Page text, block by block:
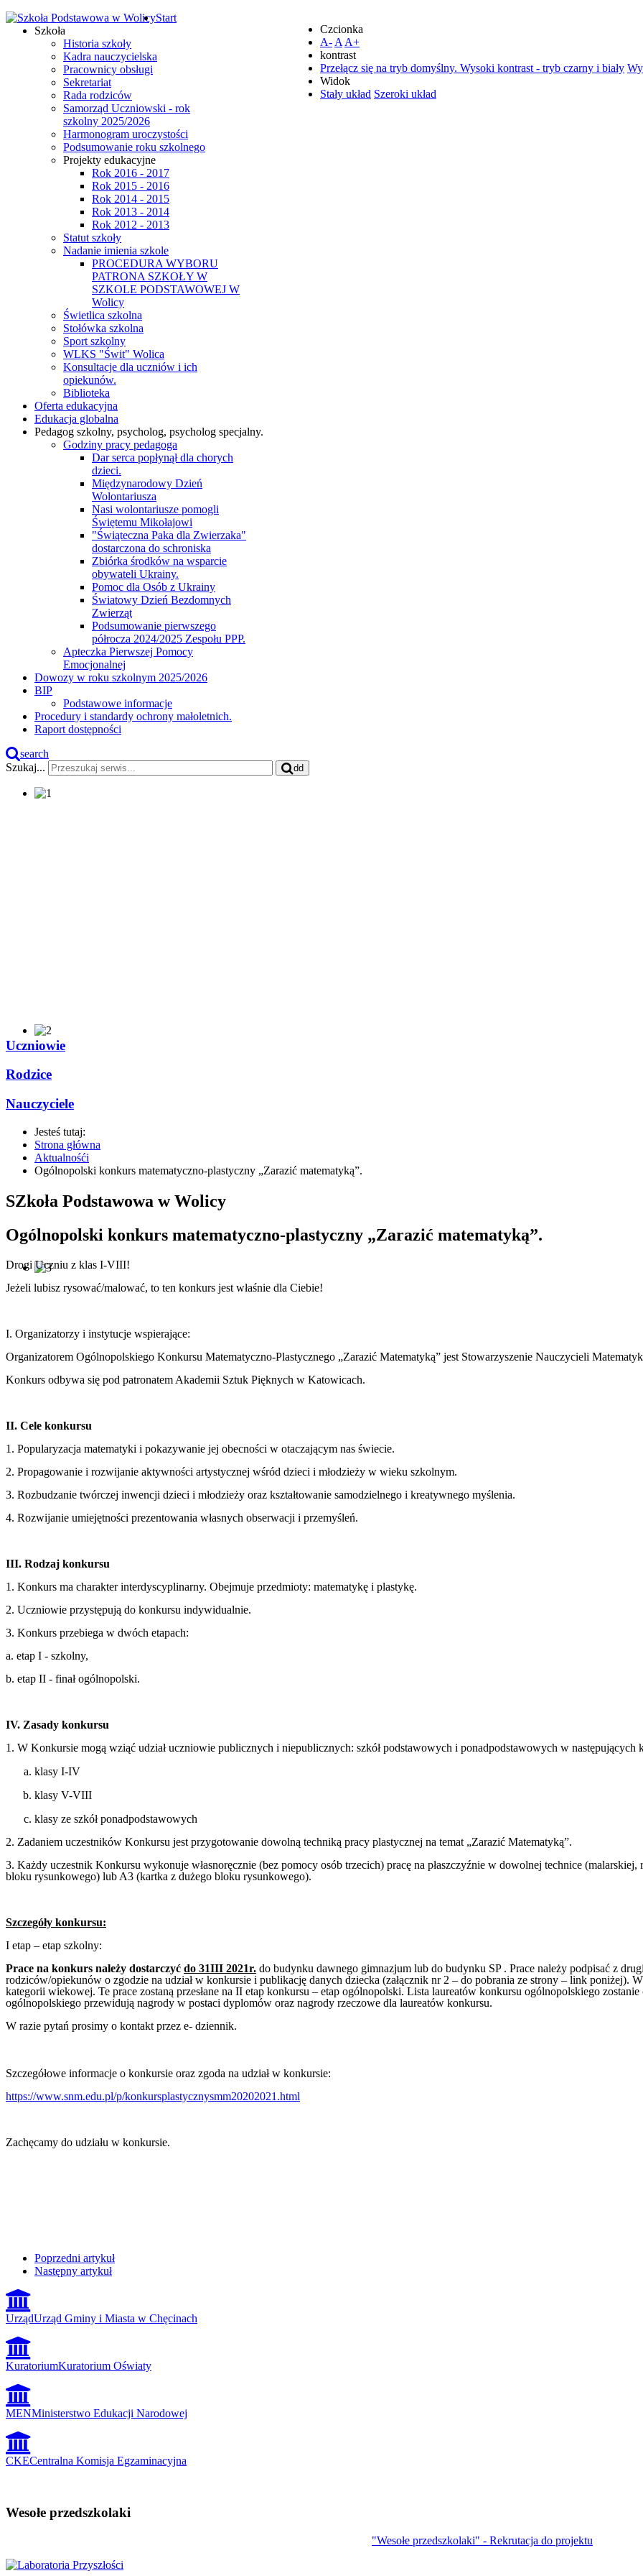
Czcionka
A- A A+
kontrast
Przełącz się na tryb domyślny. Wysoki kontrast - tryb czarny i biały
Widok
Stały układ Szeroki układ
Start
Szkoła
Historia szkoły
Kadra nauczycielska
Pracownicy obsługi
Sekretariat
Rada rodziców
Samorząd Uczniowski - rok
szkolny 2025/2026
Harmonogram uroczystości
Podsumowanie roku szkolnego
Projekty edukacyjne
Rok 2016 - 2017
Rok 2015 - 2016
Rok 2014 - 2015
Rok 2013 - 2014
Rok 2012 - 2013
Statut szkoły
Nadanie imienia szkole
PROCEDURA WYBORU
PATRONA SZKOŁY W
SZKOLE PODSTAWOWEJ W
Wolicy
Świetlica szkolna
Stołówka szkolna
Sport szkolny
WLKS "Świt" Wolica
Konsultacje dla uczniów i ich
opiekunów.
Biblioteka
Oferta edukacyjna
Edukacja globalna
Pedagog szkolny, psycholog, psycholog specjalny.
Godziny pracy pedagoga
Dar serca popłynął dla chorych
dzieci.
Międzynarodowy Dzień
Wolontariusza
Nasi wolontariusze pomogli
Świętemu Mikołajowi
"Świąteczna Paka dla Zwierzaka"
dostarczona do schroniska
Zbiórka środków na wsparcie
obywateli Ukrainy.
Pomoc dla Osób z Ukrainy
Światowy Dzień Bezdomnych
Zwierząt
Podsumowanie pierwszego
półrocza 2024/2025 Zespołu PPP.
Apteczka Pierwszej Pomocy
Emocjonalnej
Dowozy w roku szkolnym 2025/2026
BIP
Podstawowe informacje
Procedury i standardy ochrony małoletnich.
Raport dostępności
search
Szukaj...
dd
Uczniowie
Rodzice
Nauczyciele
Jesteś tutaj:
Strona główna
Aktualnośći
Ogólnopolski konkurs matematyczno-plastyczny „Zarazić matematyką”.
SZkoła Podstawowa w Wolicy
Ogólnopolski konkurs matematyczno-plastyczny „Zarazić matematyką”.
Drogi Uczniu z klas I-VIII!
Jeżeli lubisz rysować/malować, to ten konkurs jest właśnie dla Ciebie!
I. Organizatorzy i instytucje wspierające:
Organizatorem Ogólnopolskiego Konkursu Matematyczno-Plastycznego „Zarazić Matematyką” jest Stowarzyszenie Nauczycieli
Konkurs odbywa się pod patronatem Akademii Sztuk Pięknych w Katowicach.
II. Cele konkursu
1. Popularyzacja matematyki i pokazywanie jej obecności w otaczającym nas świecie.
2. Propagowanie i rozwijanie aktywności artystycznej wśród dzieci i młodzieży w wieku szkolnym.
3. Rozbudzanie twórczej inwencji dzieci i młodzieży oraz kształtowanie samodzielnego i kreatywnego myślenia.
4. Rozwijanie umiejętności prezentowania własnych obserwacji i przemyśleń.
III. Rodzaj konkursu
1. Konkurs ma charakter interdyscyplinarny. Obejmuje przedmioty: matematykę i plastykę.
2. Uczniowie przystępują do konkursu indywidualnie.
3. Konkurs przebiega w dwóch etapach:
a. etap I - szkolny,
b. etap II - finał ogólnopolski.
IV. Zasady konkursu
1. W Konkursie mogą wziąć udział uczniowie publicznych i niepublicznych: szkół podstawowych i ponadpodstawowych w następujących
klasy I-IV
klasy V-VIII
klasy ze szkół ponadpodstawowych
2. Zadaniem uczestników Konkursu jest przygotowanie dowolną techniką pracy plastycznej na temat „Zarazić Matematyką”.
3. Każdy uczestnik Konkursu wykonuje własnoręcznie (bez pomocy osób trzecich) pracę na płaszczyźnie w dowolnej technice
bloku rysunkowego) lub A3 (kartka z dużego bloku rysunkowego).
Szczegóły konkursu:
I etap – etap szkolny:
Prace na konkurs należy dostarczyć do 31III 2021r. do budynku dawnego gimnazjum lub do budynku SP . Prace należy podpisać z
rodziców/opiekunów o zgodzie na udział w konkursie i publikację danych dziecka (załącznik nr 2 – do pobrania ze strony – link poniżej).
kategorii wiekowej. Te prace zostaną przesłane na II etap konkursu – etap ogólnopolski. Lista laureatów konkursu ogólnopolskiego
ogólnopolskiego przewidują nagrody w postaci dyplomów oraz nagrody rzeczowe dla laureatów konkursu.
W razie pytań prosimy o kontakt przez e- dziennik.
Szczegółowe informacje o konkursie oraz zgoda na udział w konkursie:
https://www.snm.edu.pl/p/konkursplastycznysmm20202021.html
Zachęcamy do udziału w konkursie.
Poprzedni artykuł
Następny artykuł
UrządUrząd Gminy i Miasta w Chęcinach
KuratoriumKuratorium Oświaty
MENMinisterstwo Edukacji Narodowej
CKECentralna Komisja Egzaminacyjna
Wesołe przedszkolaki
"Wesołe przedszkolaki" - Rekrutacja do projektu